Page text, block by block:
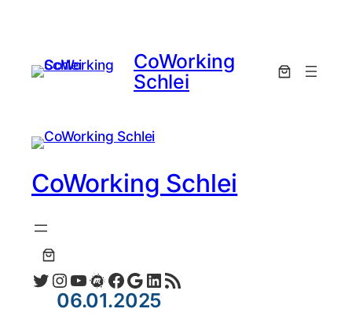
CoWorking
Schlei
CoWorking Schlei
Twitter Instagram YouTube Meetup Facebook Google LinkedIn RSS-Feed
06.01.2025